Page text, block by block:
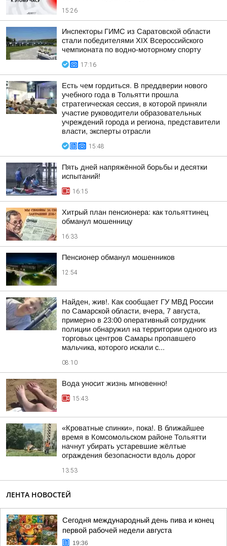
15:26
Инспекторы ГИМС из Саратовской области
стали победителями XIX Всероссийского
чемпионата по водно-моторному спорту
17:16
Есть чем гордиться. В преддверии нового
учебного года в Тольятти прошла
стратегическая сессия, в которой приняли
участие руководители образовательных
учреждений города и региона, представители
власти, эксперты отрасли
15:48
Пять дней напряжённой борьбы и десятки
испытаний!
16:15
Хитрый план пенсионера: как тольяттинец
обманул мошенницу
16:33
Пенсионер обманул мошенников
12:54
Найден, жив!. Как сообщает ГУ МВД России
по Самарской области, вчера, 7 августа,
примерно в 23:00 оперативный сотрудник
полиции обнаружил на территории одного из
торговых центров Самары пропавшего
мальчика, которого искали с...
08:10
Вода уносит жизнь мгновенно!
15:43
«Кроватные спинки», пока!. В ближайшее
время в Комсомольском районе Тольятти
начнут убирать устаревшие жёлтые
ограждения безопасности вдоль дорог
13:53
ЛЕНТА НОВОСТЕЙ
Сегодня международный день пива и конец
первой рабочей недели августа
19:36